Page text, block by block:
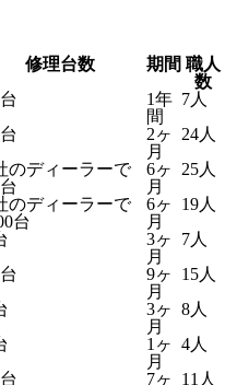
修理台数 期間 職人
数
1年
間
7人
2ヶ
月
24人
のディーラーで
6ヶ
月
25人
のディーラーで
台
6ヶ
月
19人
3ヶ
月
7人
9ヶ
月
15人
3ヶ
月
8人
1ヶ
月
4人
7ヶ 11人